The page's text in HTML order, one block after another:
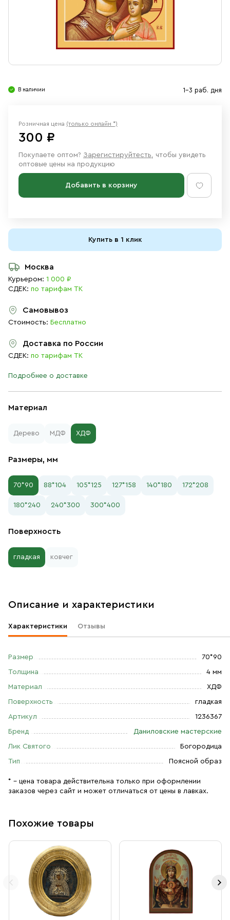
Ювелирные изделия
В наличии 1-3 раб. дня
Материал
Дерево МДФ ХДФ
Размеры, мм
70*90 88*104 105*125 127*158 140*180 172*208
180*240 240*300 300*400
Поверхность
гладкая ковчег
Розничная цена (только онлайн *)
300 ₽
Покупаете оптом? Зарегистируйтесть, чтобы увидеть
оптовые цены на продукцию
Добавить в корзину
Купить в 1 клик
Москва
Курьером: 1 000 ₽
СДЕК: по тарифам ТК
Самовывоз
Стоимость: Бесплатно
Доставка по России
СДЕК: по тарифам ТК
Подробнее о доставке
Описание и характеристики
Характеристики Отзывы
Размер 70*90
Толщина 4 мм
Материал ХДФ
Поверхность гладкая
Артикул 1236367
Бренд Даниловские мастерские
Лик Святого Богородица
Тип Поясной образ
* – цена товара действительна только при оформлении
заказов через сайт и может отличаться от цены в лавках.
Похожие товары